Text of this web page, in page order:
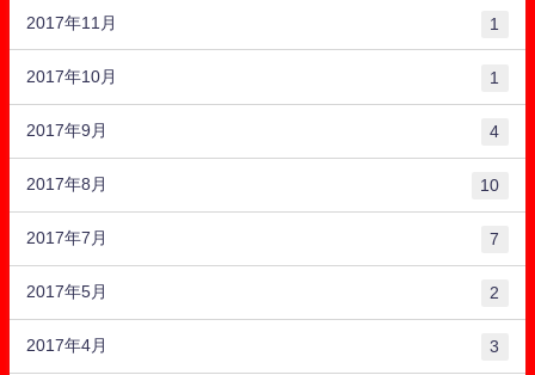
2017年11月 1
2017年10月 1
2017年9月 4
2017年8月 10
2017年7月 7
2017年5月 2
2017年4月 3